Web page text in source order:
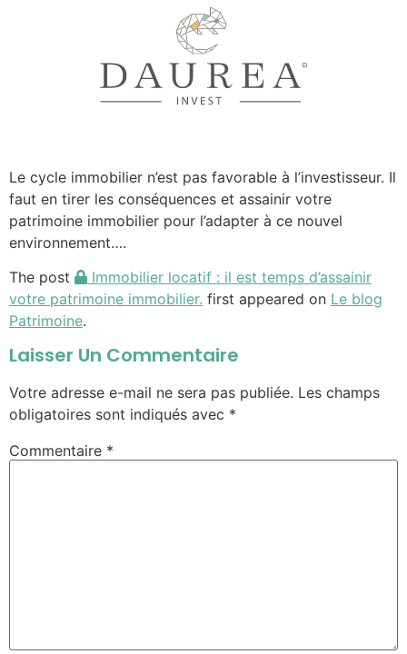
Le cycle immobilier n’est pas favorable à l’investisseur. Il
faut en tirer les conséquences et assainir votre
patrimoine immobilier pour l’adapter à ce nouvel
environnement….
The post
Immobilier locatif : il est temps d’assainir
votre patrimoine immobilier. first appeared on Le blog
Patrimoine.
Laisser Un Commentaire
Votre adresse e-mail ne sera pas publiée. Les champs
obligatoires sont indiqués avec *
Commentaire *